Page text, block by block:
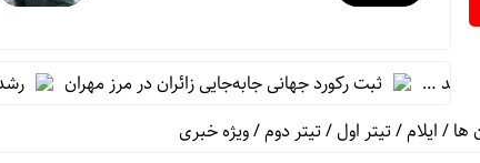
ثبت رکورد جهانی جابه‌جایی زائران در مرز مهران رشد ۲۴ درصدی تردد زائران در اربعین از مرز مهران
ها/ایلام/تیتر اول/تیتر دوم/ویژه خبری